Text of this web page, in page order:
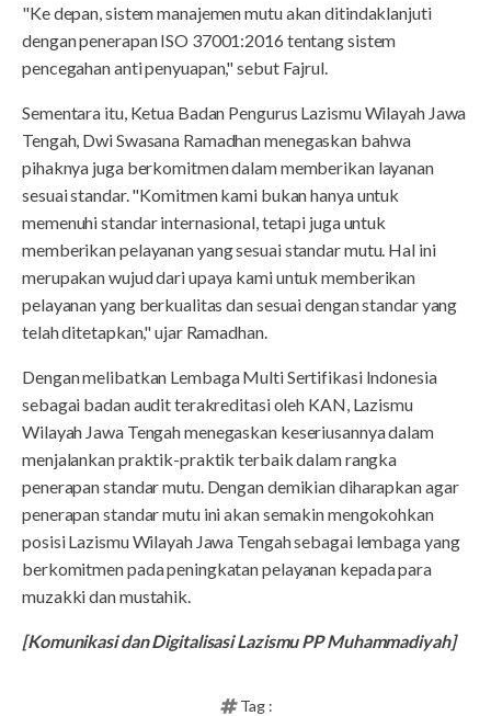
"Ke depan, sistem manajemen mutu akan ditindaklanjuti
dengan penerapan ISO 37001:2016 tentang sistem
pencegahan anti penyuapan," sebut Fajrul.
Sementara itu, Ketua Badan Pengurus Lazismu Wilayah Jawa
Tengah, Dwi Swasana Ramadhan menegaskan bahwa
pihaknya juga berkomitmen dalam memberikan layanan
sesuai standar. "Komitmen kami bukan hanya untuk
memenuhi standar internasional, tetapi juga untuk
memberikan pelayanan yang sesuai standar mutu. Hal ini
merupakan wujud dari upaya kami untuk memberikan
pelayanan yang berkualitas dan sesuai dengan standar yang
telah ditetapkan," ujar Ramadhan.
Dengan melibatkan Lembaga Multi Sertifikasi Indonesia
sebagai badan audit terakreditasi oleh KAN, Lazismu
Wilayah Jawa Tengah menegaskan keseriusannya dalam
menjalankan praktik-praktik terbaik dalam rangka
penerapan standar mutu. Dengan demikian diharapkan agar
penerapan standar mutu ini akan semakin mengokohkan
posisi Lazismu Wilayah Jawa Tengah sebagai lembaga yang
berkomitmen pada peningkatan pelayanan kepada para
muzakki dan mustahik.
[Komunikasi dan Digitalisasi Lazismu PP Muhammadiyah]
Tag :